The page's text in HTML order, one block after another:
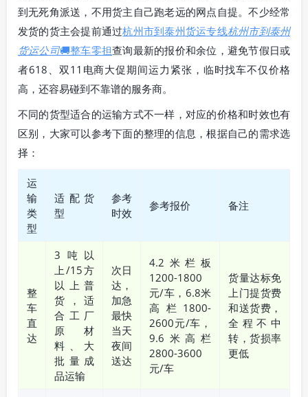
到无死角派送，不用货主自己跑老远的网点自提。不少经常
发货的货主会提前通过杭州市到泰州货运专线杭州市到泰州
货运公司🚚整车零担查询最新的报价和余位，避免节假日或
者618、双11电商大促期间运力紧张，临时找车不仅价格
高，还容易碰到不靠谱的服务商。
不同的货型适合的运输方式不一样，对应的价格和时效也有
区别，大家可以参考下面的整理的信息，根据自己的需求选
择：
运
输
类
型
适配货
型
参考
时效
参考报价 备注
整
车
直
达
3吨以
上/15方
以上普
货，适
合工厂
原材
料、大
批量成
品运输
次日
达，
加急
最快
当天
夜间
送达
4.2米栏板
1200-1800
元/车，6.8米
高栏1800-
2600元/车，
9.6米高栏
2800-3600
元/车
货量达标免
上门提货费
和送货费，
全程不中
转，货损率
更低